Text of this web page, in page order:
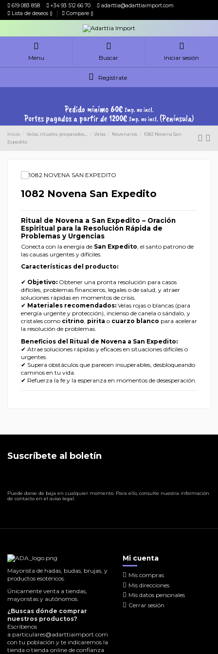
619 083 858 +34 93 512 66 70
adarttia@adarttiaimport.com
Lista de deseos () Compare ()
Menu Buscar Iniciar sesión
Regístrate
Pedido mínimo 60€ Imp. no incl.
Portes pagados a partir de 1200€ Imp. no incl. (Península)
Inicio Velas, rituales, preparados,... Velas Novenarios
1082 Novena San
Expedito
1082 Novena San Expedito
Ritual de Novena a San Expedito – Oración
Espiritual para la Resolución Rápida de
Problemas y Urgencias
Conecta con la energía de San Expedito , el santo patrono de
las causas urgentes y difíciles.
Características del producto:
✔ Objetivo: Obtener una pronta resolución para casos
difíciles, problemas financieros, legales o de salud, y atraer
soluciones rápidas en momentos de crisis.
✔ Materiales recomendados: Velas rojas o blancas (para
energía urgente y protección), incienso de canela o sándalo, y
cristales como citrino, pirita o cuarzo blanco para acelerar
la resolución de problemas.
Beneficios del Ritual de Novena a San Expedito:
✔ Atrae soluciones rápidas y eficaces en situaciones difíciles o
urgentes.
✔ Supera obstáculos que parecen insuperables, desbloqueando
caminos en tu vida.
✔ Refuerza la fe y la esperanza en momentos de desesperación.
Suscríbete al boletín
Puede darse de baja en cualquier momento. Para ello, consulte nuestra información
de contacto en el aviso legal.
Mayorista de hadas, budas, brujas, y
productos esotéricos.
Únicamente venta a tiendas,
mayoristas y autónomos.
¿Buscas dónde comprar
nuestros productos?
Escríbenos
a particulares@adarttiaimport.com
con tu población y te indicaremos la
tienda o tienda online de confianza
Mi cuenta
Mis compras
Mis direcciones
Mis datos personales
Cerrar sesión